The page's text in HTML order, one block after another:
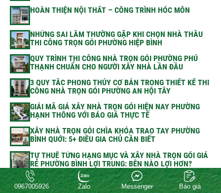
HOÀN THIỆN NỘI THẤT – CÔNG TRÌNH HÓC MÔN
NHỮNG SAI LẦM THƯỜNG GẶP KHI CHỌN NHÀ THẦU
THI CÔNG TRỌN GÓI PHƯỜNG HIỆP BÌNH
QUY TRÌNH THI CÔNG NHÀ TRỌN GÓI PHƯỜNG PHÚ
THẠNH CHUẨN CHO NGƯỜI XÂY NHÀ LẦN ĐẦU
3 QUY TẮC PHONG THỦY CƠ BẢN TRONG THIẾT KẾ THI
CÔNG NHÀ TRỌN GÓI PHƯỜNG AN HỘI TÂY
GIẢI MÃ GIÁ XÂY NHÀ TRỌN GÓI HIỆN NAY PHƯỜNG
HẠNH THÔNG VỚI BÁO GIÁ THỰC TẾ
XÂY NHÀ TRỌN GÓI CHÌA KHÓA TRAO TAY PHƯỜNG
BÌNH QUỚI: 5+ ĐIỀU GIA CHỦ CẦN BIẾT
TỰ THUÊ TỪNG HẠNG MỤC VÀ XÂY NHÀ TRỌN GÓI GIÁ
RẺ PHƯỜNG BÌNH LỢI TRUNG: BÊN NÀO LỢI HƠN?
0967005926 Zalo Messenger Báo giá